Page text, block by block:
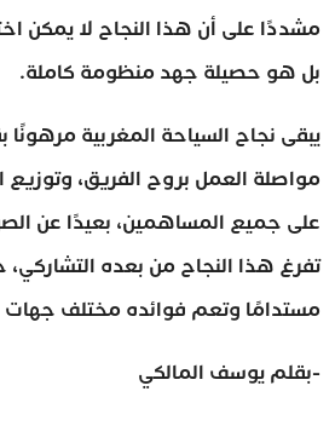
مشددًا على أن هذا النجاح لا يمكن
بل هو حصيلة جهد منظومة كاملة.
يبقى نجاح السياحة المغربية مرهونًا
مواصلة العمل بروح الفريق، وتوزيع
على جميع المساهمين، بعيدًا عن
تفرغ هذا النجاح من بعده التشاركي،
مستدامًا وتعم فوائده مختلف جهات
-بقلم يوسف المالكي